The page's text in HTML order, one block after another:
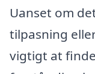
Uanset om
tilpasning
vigtigt at